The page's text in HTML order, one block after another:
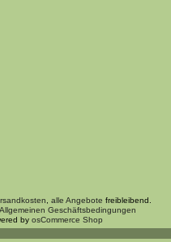
alle Angebote freibleibend.
Allgemeinen Geschäftsbedingungen
by osCommerce Shop